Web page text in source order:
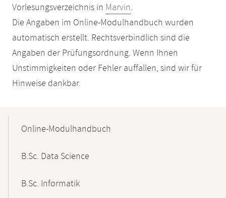
Vorlesungsverzeichnis in Marvin.
Die Angaben im Online-Modulhandbuch wurden
automatisch erstellt. Rechtsverbindlich sind die
Angaben der Prüfungsordnung. Wenn Ihnen
Unstimmigkeiten oder Fehler auffallen, sind wir für
Hinweise dankbar.
NavigationOnline-Modulhandbuch
B.Sc. Data Science
B.Sc. Informatik